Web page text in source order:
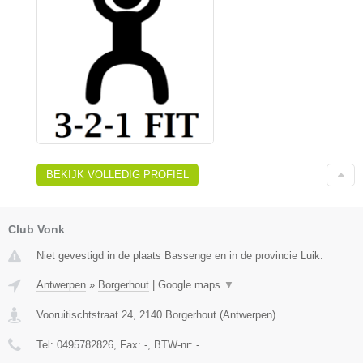
BEKIJK VOLLEDIG PROFIEL
Club Vonk
Niet gevestigd in de plaats Bassenge en in de provincie Luik.
Antwerpen » Borgerhout | Google maps ▼
Vooruitischtstraat 24 2140 Borgerhout (Antwerpen)
Tel: 0495782826 , Fax: - , BTW-nr: -